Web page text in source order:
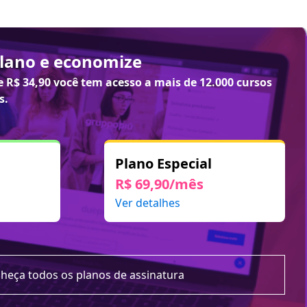
e economize
R$ 34,90você tem acesso a mais de 12.000 cursos
Plano Especial
R$ 69,90/mês
Ver detalhes
todos os planos de assinatura